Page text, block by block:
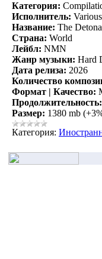
Категория:
Исполнитель:
Название: The
Страна: World
Лейбл: NMN
Жанр музыки: Hard
Дата релиза: 2026
Количество
Формат | Качество:
Продолжительность:
Размер: 1380 mb
Категория: